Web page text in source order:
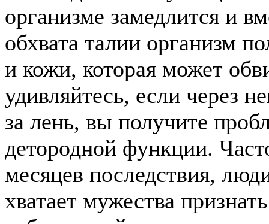
организме замедлится и
обхвата талии организм
и кожи, которая может
удивляйтесь, если через
за лень, вы получите
детородной функции.
месяцев последствия,
хватает мужества